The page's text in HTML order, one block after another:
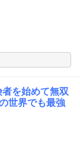
を始めて無双
世界でも最強